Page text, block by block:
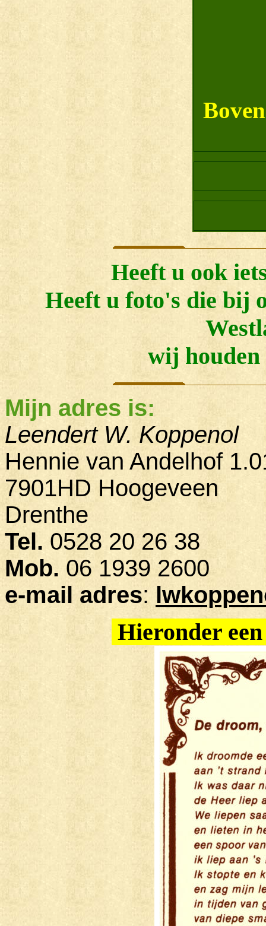
Heeft u ook
Heeft u foto's die bij
wij houden
Mijn adres is:
Leendert W. Koppenol
Hennie van Andelhof
7901HD Hoogeveen
Drenthe
Tel. 0528 20 26 38
Mob. 06 1939 2600
e-mail adres:
Hieronder